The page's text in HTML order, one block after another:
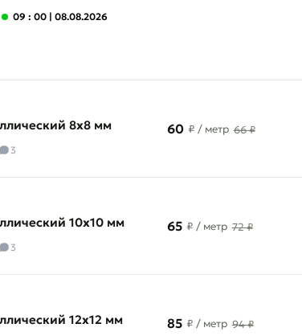
09 : 00 | 08.08.2026
8х8 мм
3
60 ₽ / метр 66 ₽
10х10 мм
3
65 ₽ / метр 72 ₽
12х12 мм 85 ₽ / метр 94 ₽